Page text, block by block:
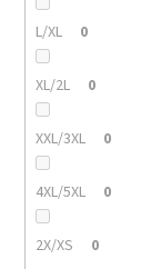
L/XL 0
XL/2L 0
XXL/3XL 0
4XL/5XL 0
2X/XS 0